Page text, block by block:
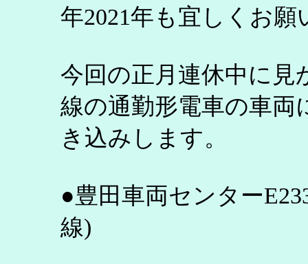
年2021年も宜しくお願
今回の正月連休中に見
線の通勤形電車の車両
き込みします。
●豊田車両センター
線)